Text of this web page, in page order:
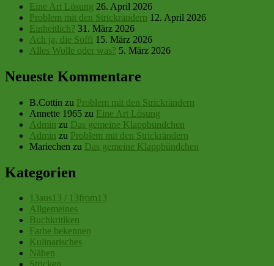
Eine Art Lösung 26. April 2026
Problem mit den Strickrändern 12. April 2026
Einheitlich? 31. März 2026
Ach ja, die Soffi 15. März 2026
Alles Wolle oder was? 5. März 2026
Neueste Kommentare
B.Cottin zu Problem mit den Strickrändern
Annette 1965 zu Eine Art Lösung
Admin zu Das gemeine Klappbündchen
Admin zu Problem mit den Strickrändern
Mariechen zu Das gemeine Klappbündchen
Kategorien
13aus13 / 13from13
Allgemeines
Buchkritiken
Farbe bekennen
Kulinarisches
Nähen